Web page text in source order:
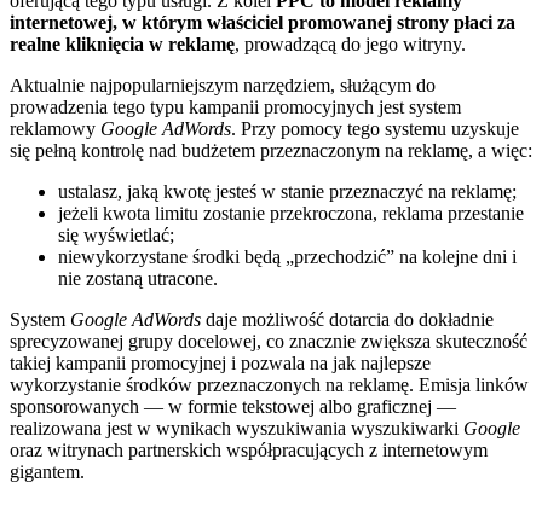
internetowej, w którym właściciel promowanej strony płaci za
realne kliknięcia w reklamę, prowadzącą do jego witryny.
Aktualnie najpopularniejszym narzędziem, służącym do
prowadzenia tego typu kampanii promocyjnych jest system
reklamowy Google AdWords. Przy pomocy tego systemu uzyskuje
się pełną kontrolę nad budżetem przeznaczonym na reklamę, a więc:
ustalasz, jaką kwotę jesteś w stanie przeznaczyć na reklamę;
jeżeli kwota limitu zostanie przekroczona, reklama przestanie
się wyświetlać;
niewykorzystane środki będą „przechodzić” na kolejne dni i
nie zostaną utracone.
System Google AdWords daje możliwość dotarcia do dokładnie
sprecyzowanej grupy docelowej, co znacznie zwiększa skuteczność
takiej kampanii promocyjnej i pozwala na jak najlepsze
wykorzystanie środków przeznaczonych na reklamę. Emisja linków
sponsorowanych — w formie tekstowej albo graficznej —
realizowana jest w wynikach wyszukiwania wyszukiwarki Google
oraz witrynach partnerskich współpracujących z internetowym
gigantem.